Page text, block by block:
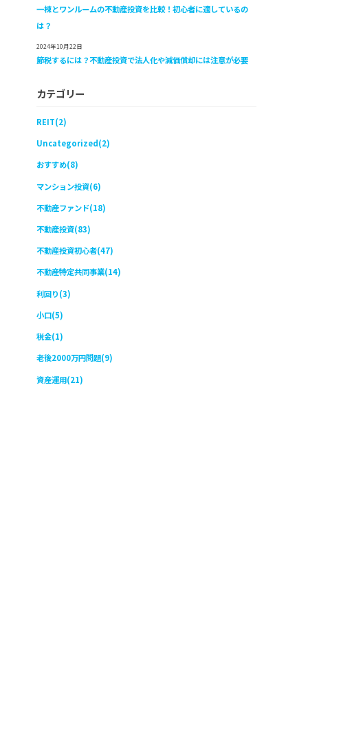
一棟とワンルームの不動産投資を比較！初心者に適しているの
は？
2024年10月22日
節税するには？不動産投資で法人化や減価償却には注意が必要
カテゴリー
REIT(2)
Uncategorized(2)
おすすめ(8)
マンション投資(6)
不動産ファンド(18)
不動産投資(83)
不動産投資初心者(47)
不動産特定共同事業(14)
利回り(3)
小口(5)
税金(1)
老後2000万円問題(9)
資産運用(21)